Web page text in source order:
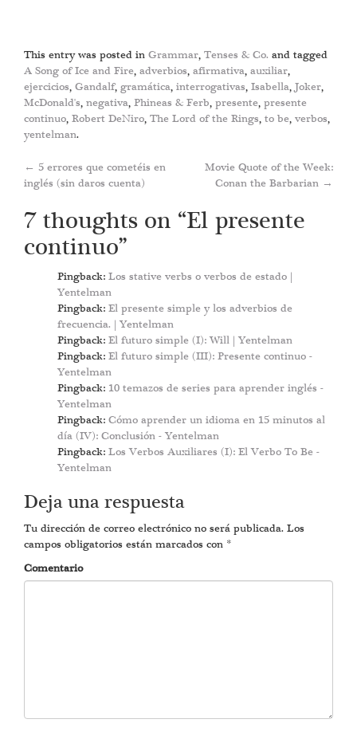
This entry was posted in Grammar, Tenses & Co. and tagged
A Song of Ice and Fire, adverbios, afirmativa, auxiliar,
ejercicios, Gandalf, gramática, interrogativas, Isabella,Joker,
McDonald's, negativa, Phineas & Ferb, presente, presente
continuo, Robert DeNiro, The Lord of the Rings, to be, verbos,
yentelman.
Post
navigation
← 5 errores que cometéis en
inglés (sin daros cuenta)
Movie Quote of the Week:
Conan the Barbarian →
7 thoughts on “El presente
continuo”
Pingback: Los stative verbs o verbos de estado |
Yentelman
Pingback: El presente simple y los adverbios de
frecuencia. | Yentelman
Pingback: El futuro simple (I): Will | Yentelman
Pingback: El futuro simple (III): Presente continuo -
Yentelman
Pingback: 10 temazos de series para aprender inglés -
Yentelman
Pingback: Cómo aprender un idioma en 15 minutos al
día (IV): Conclusión - Yentelman
Pingback: Los Verbos Auxiliares (I): El Verbo To Be -
Yentelman
Deja una respuesta
Tu dirección de correo electrónico no será publicada. Los
campos obligatorios están marcados con *
Comentario